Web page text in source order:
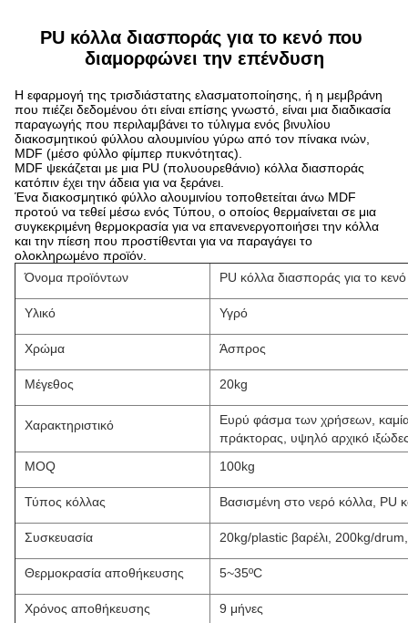
PU κόλλα διασποράς για το κενό που
διαμορφώνει την επένδυση
Η εφαρμογή της τρισδιάστατης ελασματοποίησης, ή η μεμβράνη
που πιέζει δεδομένου ότι είναι επίσης γνωστό, είναι μια διαδικασία
παραγωγής που περιλαμβάνει το τύλιγμα ενός βινυλίου
διακοσμητικού φύλλου αλουμινίου γύρω από τον πίνακα ινών,
MDF (μέσο φύλλο φίμπερ πυκνότητας).
MDF ψεκάζεται με μια PU (πολυουρεθάνιο) κόλλα διασποράς
κατόπιν έχει την άδεια για να ξεράνει.
Ένα διακοσμητικό φύλλο αλουμινίου τοποθετείται άνω MDF
προτού να τεθεί μέσω ενός Τύπου, ο οποίος θερμαίνεται σε μια
συγκεκριμένη θερμοκρασία για να επανενεργοποιήσει την κόλλα
και την πίεση που προστίθενται για να παραγάγει το
ολοκληρωμένο προϊόν.
Όνομα προϊόντων
PU κόλλα διασποράς για το
Υλικό Υγρό
Χρώμα Άσπρος
Μέγεθος 20kg
Χαρακτηριστικό
Ευρύ φάσμα των χρήσεων,
πράκτορας, υψηλό αρχικό
MOQ
100kg
Τύπος κόλλας Βασισμένη στο νερό κόλλα, PU
Συσκευασία 20kg/plastic βαρέλι, 200kg/
Θερμοκρασία αποθήκευσης 5~35ºC
Χρόνος αποθήκευσης 9 μήνες